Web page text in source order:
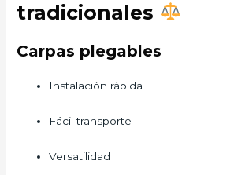
tradicionales
Carpas plegables
Instalación rápida
Fácil transporte
Versatilidad